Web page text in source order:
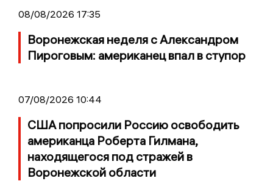
08/08/2026 17:35
Воронежская неделя с Александром
Пироговым: американец впал в ступор
07/08/2026 10:44
США попросили Россию освободить
американца Роберта Гилмана,
находящегося под стражей в
Воронежской области